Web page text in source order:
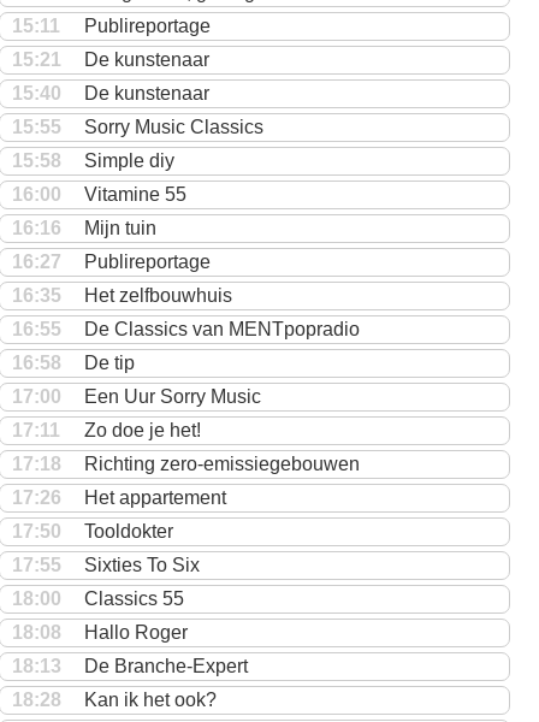
15:11
Publireportage
15:21
De kunstenaar
15:40
De kunstenaar
15:55
Sorry Music Classics
15:58
Simple diy
16:00
Vitamine 55
16:16
Mijn tuin
16:27
Publireportage
16:35
Het zelfbouwhuis
16:55
De Classics van MENTpopradio
16:58
De tip
17:00
Een Uur Sorry Music
17:11
Zo doe je het!
17:18
Richting zero-emissiegebouwen
17:26
Het appartement
17:50
Tooldokter
17:55
Sixties To Six
18:00
Classics 55
18:08
Hallo Roger
18:13
De Branche-Expert
18:28
Kan ik het ook?